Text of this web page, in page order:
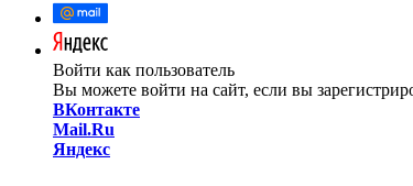
Войти как пользователь
Вы можете войти на сайт, если вы
ВКонтакте
Mail.Ru
Яндекс